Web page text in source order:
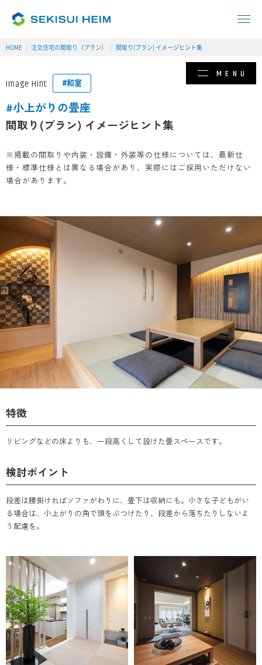
HOME 注文住宅の間取り（プラン） 間取り(プラン) イメージヒント集
MENU
Image Hint #和室
#小上がりの畳座
間取り(プラン) イメージヒント集
※掲載の間取りや内装・設備・外装等の仕様については、最新仕
様・標準仕様とは異なる場合があり、実際にはご採用いただけない
場合があります。
特徴
リビングなどの床よりも、一段高くして設けた畳スペースです。
検討ポイント
段差は腰掛ければソファがわりに、畳下は収納にも。小さな子どもがい
る場合は、小上がりの角で頭をぶつけたり、段差から落ちたりしないよ
う配慮を。